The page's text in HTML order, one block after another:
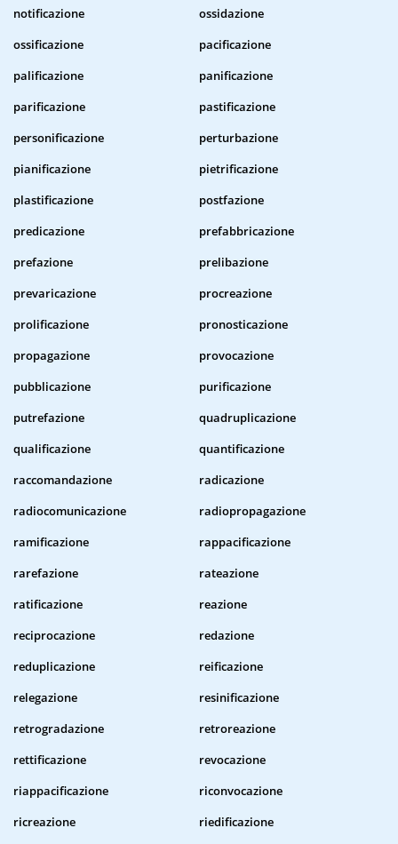
notificazione
ossidazione
ossificazione
pacificazione
palificazione
panificazione
parificazione
pastificazione
personificazione
perturbazione
pianificazione
pietrificazione
plastificazione
postfazione
predicazione
prefabbricazione
prefazione
prelibazione
prevaricazione
procreazione
prolificazione
pronosticazione
propagazione
provocazione
pubblicazione
purificazione
putrefazione
quadruplicazione
qualificazione
quantificazione
raccomandazione
radicazione
radiocomunicazione
radiopropagazione
ramificazione
rappacificazione
rarefazione
rateazione
ratificazione
reazione
reciprocazione
redazione
reduplicazione
reificazione
relegazione
resinificazione
retrogradazione
retroreazione
rettificazione
revocazione
riappacificazione
riconvocazione
ricreazione
riedificazione